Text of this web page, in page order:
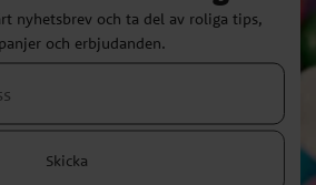
nyhetsbrev och ta del av roliga tips,
och erbjudanden.
Skicka